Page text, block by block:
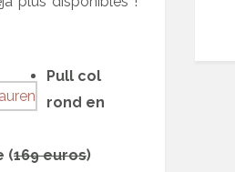
Pull col
rond en
(169 euros)